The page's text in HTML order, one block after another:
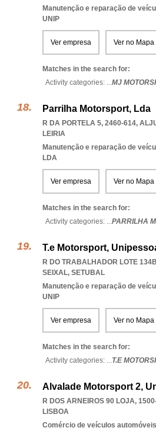
Manutenção e reparação de
UNIP
Ver empresa Ver no Mapa
Matches in the search for:
Activity categories: ...MJ
Parrilha Motorsport, Lda
R DA PORTELA 5, 2460-614,
LEIRIA
Manutenção e reparação de
LDA
Ver empresa Ver no Mapa
Matches in the search for:
Activity categories: ...PARRILHA
T.e Motorsport,
R DO TRABALHADOR LOTE
SEIXAL, SETUBAL
Manutenção e reparação de
UNIP
Ver empresa Ver no Mapa
Matches in the search for:
Activity categories: ...T.E
Alvalade Motorsport 2,
R DOS ARNEIROS 90 LOJA,
LISBOA
Comércio de veículos